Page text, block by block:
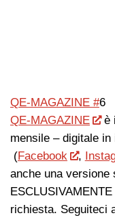
QE-MAGAZINE #6
QE-MAGAZINE
è
mensile – digitale
(Facebook ,
anche una versione
richiesta. Seguiteci